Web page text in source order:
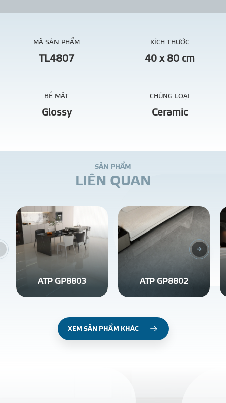
MÃ SẢN PHẨM
TL4807
KÍCH THƯỚC
40 x 80 cm
BỀ MẶT
Glossy
CHỦNG LOẠI
Ceramic
SẢN PHẨM
LIÊN QUAN
ATP GP8803 ATP GP8802
XEM SẢN PHẨM KHÁC